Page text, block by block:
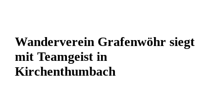
Wanderverein Grafenwöhr siegt
mit Teamgeist in
Kirchenthumbach